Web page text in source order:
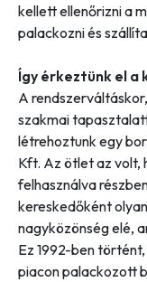
kellett ellenőrizni a
palackozni és
Így érkeztünk el a
A
szakmai
létrehoztunk egy
Kft. Az ötlet az volt,
felhasználva
kereskedőként
nagyközönség elé,
Ez 1992-ben
piacon palackozott